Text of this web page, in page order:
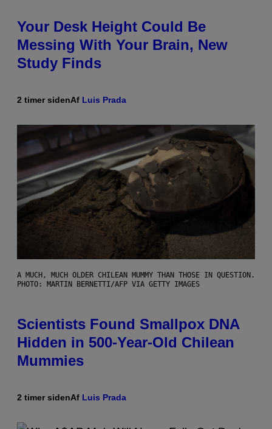
Your Desk Height Could Be
Messing With Your Brain, New
Study Finds
2 timer sidenAf Luis Prada
A MUCH, MUCH OLDER CHILEAN MUMMY THAN THOSE IN QUESTION.
PHOTO: MARTIN BERNETTI/AFP VIA GETTY IMAGES
Scientists Found Smallpox DNA
Hidden in 500-Year-Old Chilean
Mummies
2 timer sidenAf Luis Prada